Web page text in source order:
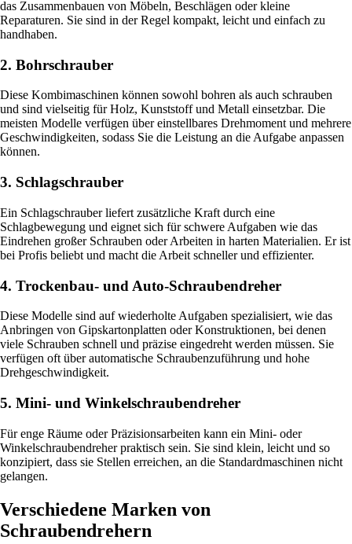
das Zusammenbauen von Möbeln, Beschlägen oder kleine
Reparaturen. Sie sind in der Regel kompakt, leicht und einfach zu
handhaben.
2. Bohrschrauber
Diese Kombimaschinen können sowohl bohren als auch schrauben
und sind vielseitig für Holz, Kunststoff und Metall einsetzbar. Die
meisten Modelle verfügen über einstellbares Drehmoment und mehrere
Geschwindigkeiten, sodass Sie die Leistung an die Aufgabe anpassen
können.
3. Schlagschrauber
Ein Schlagschrauber liefert zusätzliche Kraft durch eine
Schlagbewegung und eignet sich für schwere Aufgaben wie das
Eindrehen großer Schrauben oder Arbeiten in harten Materialien. Er ist
bei Profis beliebt und macht die Arbeit schneller und effizienter.
4. Trockenbau- und Auto-Schraubendreher
Diese Modelle sind auf wiederholte Aufgaben spezialisiert, wie das
Anbringen von Gipskartonplatten oder Konstruktionen, bei denen
viele Schrauben schnell und präzise eingedreht werden müssen. Sie
verfügen oft über automatische Schraubenzuführung und hohe
Drehgeschwindigkeit.
5. Mini- und Winkelschraubendreher
Für enge Räume oder Präzisionsarbeiten kann ein Mini- oder
Winkelschraubendreher praktisch sein. Sie sind klein, leicht und so
konzipiert, dass sie Stellen erreichen, an die Standardmaschinen nicht
gelangen.
Verschiedene Marken von
Schraubendrehern